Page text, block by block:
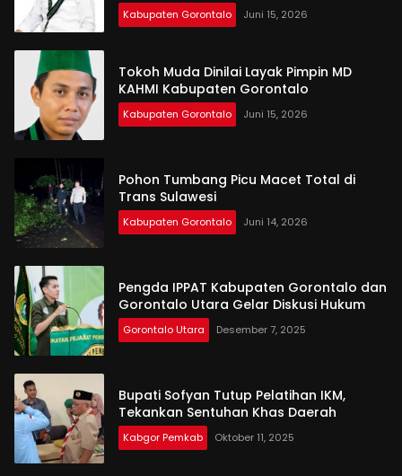
Kabupaten Gorontalo Juni 15, 2026
Tokoh Muda Dinilai Layak Pimpin MD
KAHMI Kabupaten Gorontalo
Kabupaten Gorontalo Juni 15, 2026
Pohon Tumbang Picu Macet Total di
Trans Sulawesi
Kabupaten Gorontalo Juni 14, 2026
Pengda IPPAT Kabupaten Gorontalo dan
Gorontalo Utara Gelar Diskusi Hukum
Gorontalo Utara Desember 7, 2025
Bupati Sofyan Tutup Pelatihan IKM,
Tekankan Sentuhan Khas Daerah
Kabgor Pemkab Oktober 11, 2025